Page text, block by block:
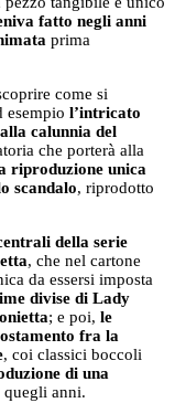
fatto negli anni
prima
come si
esempio l’intricato
calunnia del
che porterà alla
riproduzione unica
scandalo, riprodotto
della serie
, che nel cartone
da essersi imposta
divise di Lady
; e poi, le
fra la
, coi classici boccoli
di una
quegli anni.